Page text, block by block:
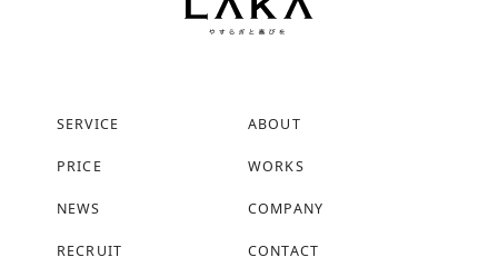
SERVICE ABOUT
PRICE WORKS
NEWS COMPANY
RECRUIT CONTACT